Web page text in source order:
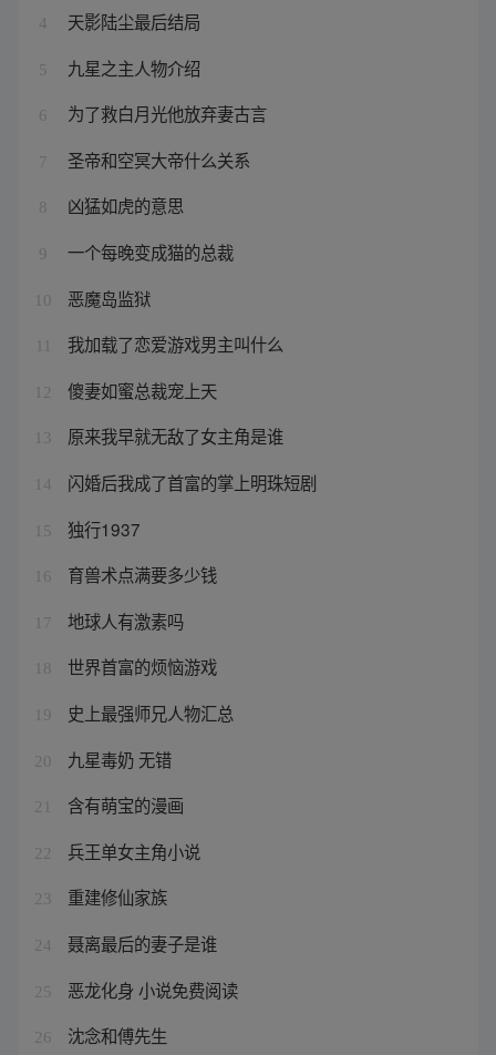
4 天影陆尘最后结局
5 九星之主人物介绍
6 为了救白月光他放弃妻古言
7 圣帝和空冥大帝什么关系
8 凶猛如虎的意思
9 一个每晚变成猫的总裁
10 恶魔岛监狱
我加载了恋爱游戏男主叫什么
12 傻妻如蜜总裁宠上天
13 原来我早就无敌了女主角是谁
14 闪婚后我成了首富的掌上明珠短剧
15 独行1937
16 育兽术点满要多少钱
17 地球人有激素吗
18 世界首富的烦恼游戏
19 史上最强师兄人物汇总
20 九星毒奶 无错
21 含有萌宝的漫画
22 兵王单女主角小说
23 重建修仙家族
24 聂离最后的妻子是谁
25 恶龙化身 小说免费阅读
26 沈念和傅先生